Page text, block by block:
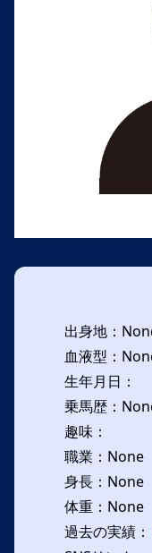
出身地：
血液型：
生年月日：
乗馬歴：
趣味：
職業：None
身長：None
体重：None
過去の実績：